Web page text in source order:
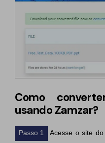
Como
usando Zamzar?
Passo 1
Acesse o site